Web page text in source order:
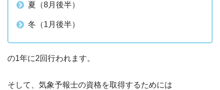
夏（8月後半）
冬（1月後半）
の1年に2回行われます。
そして、気象予報士の資格を取得するためには